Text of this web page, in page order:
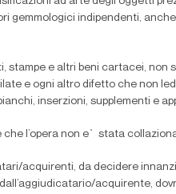
gemmologici indipendenti,
stampe e altri beni cartacei,
late e ogni altro difetto che non
inserzioni, supplementi e
che l’opera non e` stata
acquirenti, da decidere
acquirente,